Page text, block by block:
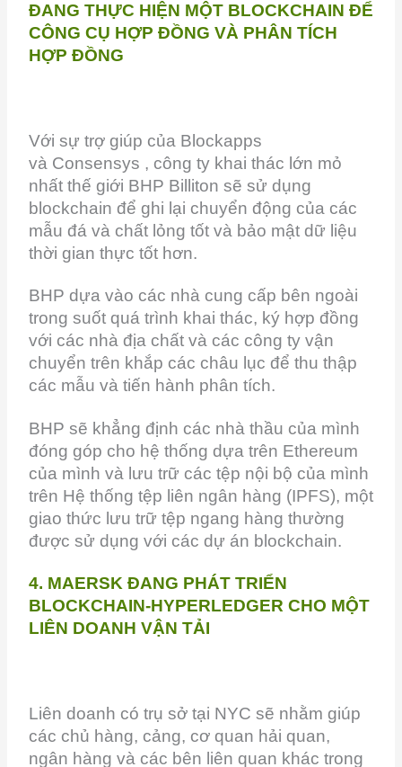
ĐANG THỰC HIỆN MỘT BLOCKCHAIN ​​ĐỂ
CÔNG CỤ HỢP ĐỒNG VÀ PHÂN TÍCH
HỢP ĐỒNG
Với sự trợ giúp của Blockapps
và Consensys , công ty khai thác lớn mỏ
nhất thế giới BHP Billiton sẽ sử dụng
blockchain để ghi lại chuyển động của các
mẫu đá và chất lỏng tốt và bảo mật dữ liệu
thời gian thực tốt hơn.
BHP dựa vào các nhà cung cấp bên ngoài
trong suốt quá trình khai thác, ký hợp đồng
với các nhà địa chất và các công ty vận
chuyển trên khắp các châu lục để thu thập
các mẫu và tiến hành phân tích.
BHP sẽ khẳng định các nhà thầu của mình
đóng góp cho hệ thống dựa trên Ethereum
của mình và lưu trữ các tệp nội bộ của mình
trên Hệ thống tệp liên ngân hàng (IPFS), một
giao thức lưu trữ tệp ngang hàng thường
được sử dụng với các dự án blockchain.
4. MAERSK ĐANG PHÁT TRIỂN
BLOCKCHAIN-HYPERLEDGER CHO MỘT
LIÊN DOANH VẬN TẢI
Liên doanh có trụ sở tại NYC sẽ nhằm giúp
các chủ hàng, cảng, cơ quan hải quan,
ngân hàng và các bên liên quan khác trong